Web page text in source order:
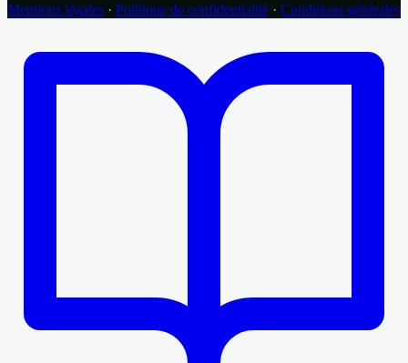
Mentions légales · Politique de confidentialité · Conditions générales